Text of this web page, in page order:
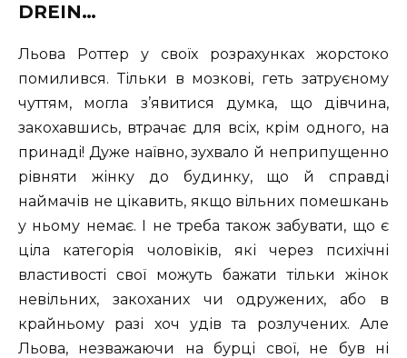
DREIN…
Льова Роттер у своїх розрахунках жорстоко
помилився. Тільки в мозкові, геть затруєному
чуттям, могла з’явитися думка, що дівчина,
закохавшись, втрачає для всіх, крім одного, на
принаді! Дуже наївно, зухвало й неприпущенно
рівняти жінку до будинку, що й справді
наймачів не цікавить, якщо вільних помешкань
у ньому немає. І не треба також забувати, що є
ціла категорія чоловіків, які через психічні
властивості свої можуть бажати тільки жінок
невільних, закоханих чи одружених, або в
крайньому разі хоч удів та розлучених. Але
Льова, незважаючи на бурці свої, не був ні